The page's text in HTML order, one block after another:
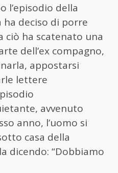
l’episodio della
ha deciso di porre
ciò ha scatenato una
dell’ex compagno,
appostarsi
lettere
avvenuto
anno, l’uomo si
casa della
dicendo: “Dobbiamo